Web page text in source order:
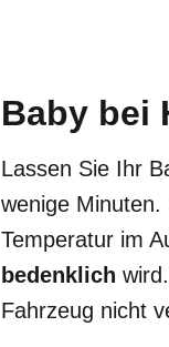
Baby bei
Lassen Sie Ihr
wenige
Temperatur im
bedenklich
Fahrzeug nicht